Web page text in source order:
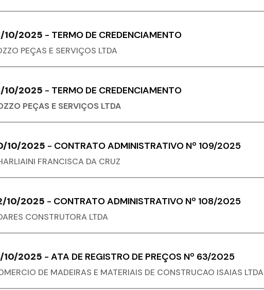
10/2025 - TERMO DE CREDENCIAMENTO
PEÇAS E SERVIÇOS LTDA
10/2025 - TERMO DE CREDENCIAMENTO
PEÇAS E SERVIÇOS LTDA
10/2025 - CONTRATO ADMINISTRATIVO Nº 109/2025
FRANCISCA DA CRUZ
10/2025 - CONTRATO ADMINISTRATIVO Nº 108/2025
CONSTRUTORA LTDA
10/2025 - ATA DE REGISTRO DE PREÇOS Nº 63/2025
DE MADEIRAS E MATERIAIS DE CONSTRUCAO ISAIAS LTDA